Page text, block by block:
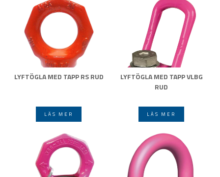
LYFTÖGLA MED TAPP RS RUD
LÄS MER
LYFTÖGLA MED TAPP VLBG
RUD
LÄS MER